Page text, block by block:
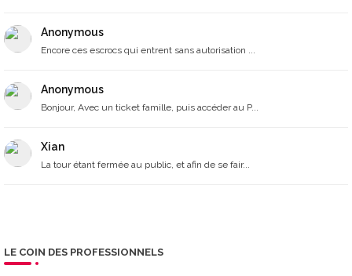
Anonymous
Encore ces escrocs qui entrent sans autorisation ...
Anonymous
Bonjour, Avec un ticket famille, puis accéder au P...
Xian
La tour étant fermée au public, et afin de se fair...
LE COIN DES PROFESSIONNELS